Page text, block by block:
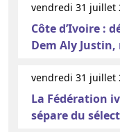
vendredi 31 juillet
Côte d’Ivoire :
Dem Aly
vendredi 31 juillet
La Fédération
sépare du